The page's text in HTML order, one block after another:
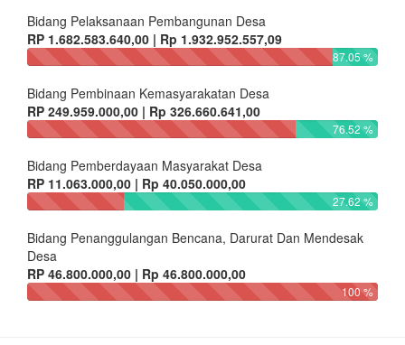
Bidang Pelaksanaan Pembangunan Desa
RP 1.682.583.640,00 | Rp 1.932.952.557,09
87.05 %
Bidang Pembinaan Kemasyarakatan Desa
RP 249.959.000,00 | Rp 326.660.641,00
76.52 %
Bidang Pemberdayaan Masyarakat Desa
RP 11.063.000,00 | Rp 40.050.000,00
27.62 %
Bidang Penanggulangan Bencana, Darurat Dan Mendesak
Desa
RP 46.800.000,00 | Rp 46.800.000,00
100 %